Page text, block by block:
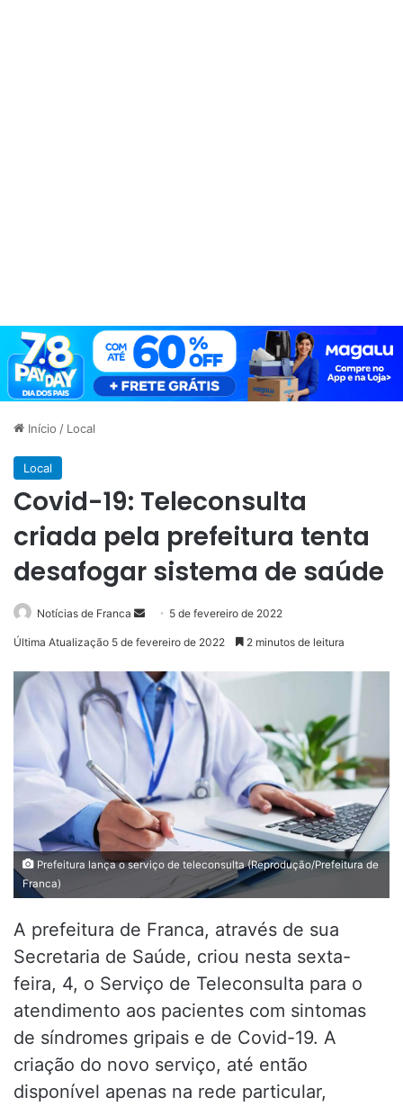
Início / Local
Local
Covid-19: Teleconsulta
criada pela prefeitura tenta
desafogar sistema de saúde
Notícias de Franca
Mande
mail
5 de fevereiro de 2022
Última Atualização 5 de fevereiro de 2022 2 minutos de leitura
Prefeitura lança o serviço de teleconsulta (Reprodução/Prefeitura de
Franca)
A prefeitura de Franca, através de sua
Secretaria de Saúde, criou nesta sexta-
feira, 4, o Serviço de Teleconsulta para o
atendimento aos pacientes com sintomas
de síndromes gripais e de Covid-19. A
criação do novo serviço, até então
disponível apenas na rede particular,